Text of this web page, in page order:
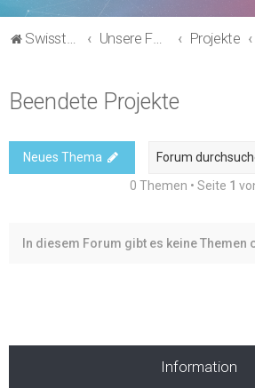
Swissteam.NET Unsere Foren Projekte
Beendete Projekte
Neues Thema
0 Themen • Seite 1
In diesem Forum gibt es keine Themen
Information